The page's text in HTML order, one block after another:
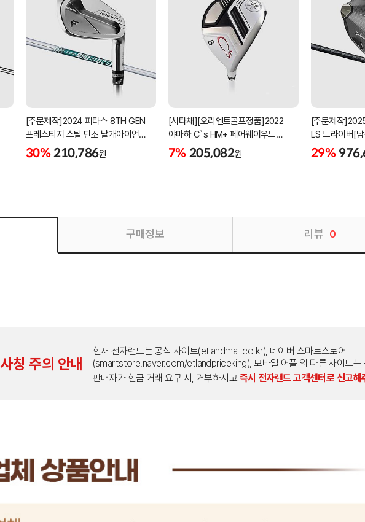
[주문제작]2024 피타스 8TH GEN
프레스티지 스틸 단조 낱개아이언
[남성용][4번][NSPRO950GH NEO]
30% 210,786원
[시타채][오리엔트골프정품]2022
야마하 C`s HM+ 페어웨이우드
[여성용][화이트][C`s HM+
7% 205,082원
[주문제작
LS 드라이버[
BLACK]
29%
구매정보 리뷰 0
사칭 주의 안내
현재 전자랜드는 공식 사이트(etlandmall.co.kr), 네이버 스마트스토어
(smartstore.naver.com/etlandpriceking), 모바일 어플 외 다른 사이트는
판매자가 현금 거래 요구 시, 거부하시고 즉시 전자랜드 고객센터로 신고해